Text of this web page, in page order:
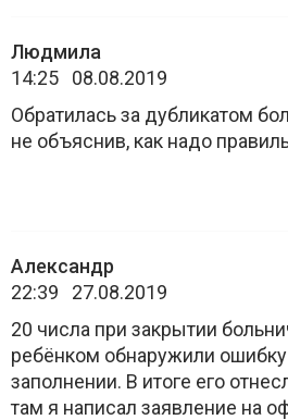
Людмила
14:25 08.08.2019
Обратилась за дубликатом
не объяснив, как надо
Александр
22:39 27.08.2019
20 числа при закрытии
ребёнком обнаружили ошибку
заполнении. В итоге его
там я написал заявление на